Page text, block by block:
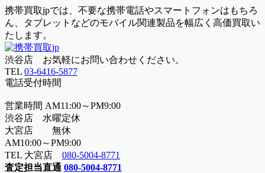
携帯買取jpでは、不要な携帯電話やスマートフォンはもちろ
ん、タブレットなどのモバイル関連製品を幅広く高価買取い
たします。
渋谷店 お気軽にお問い合わせください。
TEL 03-6416-5877
電話受付時間
営業時間 AM11:00～PM9:00
渋谷店 水曜定休
大宮店 無休
AM10:00～PM9:00
TEL 大宮店 080-5004-8771
査定担当直通 080-5004-8771